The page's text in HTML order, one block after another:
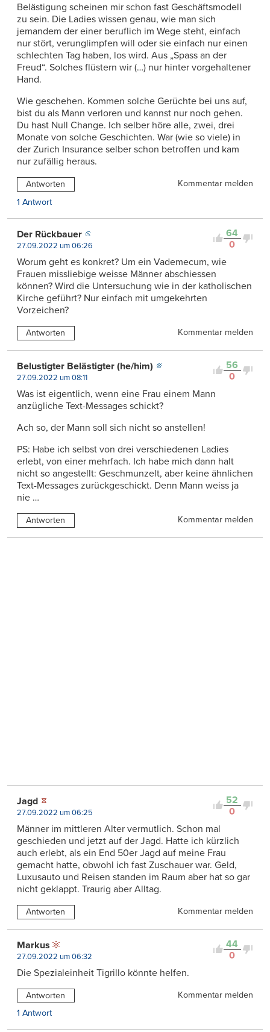
Belästigung scheinen mir schon fast Geschäftsmodell
zu sein. Die Ladies wissen genau, wie man sich
jemandem der einer beruflich im Wege steht, einfach
nur stört, verunglimpfen will oder sie einfach nur einen
schlechten Tag haben, los wird. Aus „Spass an der
Freud“. Solches flüstern wir (…) nur hinter vorgehaltener
Hand.
Wie geschehen. Kommen solche Gerüchte bei uns auf,
bist du als Mann verloren und kannst nur noch gehen.
Du hast Null Change. Ich selber höre alle, zwei, drei
Monate von solche Geschichten. War (wie so viele) in
der Zurich Insurance selber schon betroffen und kam
nur zufällig heraus.
Antworten
Kommentar melden
1 Antwort
64
0
Der Rückbauer
27.09.2022 um 06:26
Worum geht es konkret? Um ein Vademecum, wie
Frauen missliebige weisse Männer abschiessen
können? Wird die Untersuchung wie in der katholischen
Kirche geführt? Nur einfach mit umgekehrten
Vorzeichen?
Antworten Kommentar melden
56
0
Belustigter Belästigter (he/him)
27.09.2022 um 08:11
Was ist eigentlich, wenn eine Frau einem Mann
anzügliche Text-Messages schickt?
Ach so, der Mann soll sich nicht so anstellen!
PS: Habe ich selbst von drei verschiedenen Ladies
erlebt, von einer mehrfach. Ich habe mich dann halt
nicht so angestellt: Geschmunzelt, aber keine ähnlichen
Text-Messages zurückgeschickt. Denn Mann weiss ja
nie …
Antworten Kommentar melden
52
0
Jagd
27.09.2022 um 06:25
Männer im mittleren Alter vermutlich. Schon mal
geschieden und jetzt auf der Jagd. Hatte ich kürzlich
auch erlebt, als ein End 50er Jagd auf meine Frau
gemacht hatte, obwohl ich fast Zuschauer war. Geld,
Luxusauto und Reisen standen im Raum aber hat so gar
nicht geklappt. Traurig aber Alltag.
Antworten Kommentar melden
44
0
Markus
27.09.2022 um 06:32
Die Spezialeinheit Tigrillo könnte helfen.
Antworten
Kommentar melden
1 Antwort